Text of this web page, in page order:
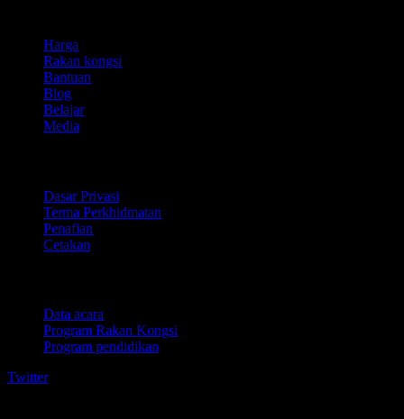
Harga
Rakan kongsi
Bantuan
Blog
Belajar
Media
Dasar Privasi
Terma Perkhidmatan
Penafian
Cetakan
Data acara
Program Rakan Kongsi
Program pendidikan
Twitter